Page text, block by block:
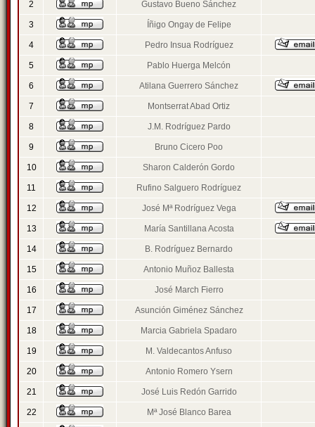
2 Gustavo Bueno Sánchez
3 Íñigo Ongay de Felipe
4 Pedro Insua Rodríguez
5 Pablo Huerga Melcón
6 Atilana Guerrero Sánchez
7 Montserrat Abad Ortiz
8 J.M. Rodríguez Pardo
9 Bruno Cicero Poo
10 Sharon Calderón Gordo
11 Rufino Salguero Rodríguez
12 José Mª Rodríguez Vega
13 María Santillana Acosta
14 B. Rodríguez Bernardo
15 Antonio Muñoz Ballesta
16 José March Fierro
17 Asunción Giménez Sánchez
18 Marcia Gabriela Spadaro
19 M. Valdecantos Anfuso
20 Antonio Romero Ysern
21 José Luis Redón Garrido
22 Mª José Blanco Barea